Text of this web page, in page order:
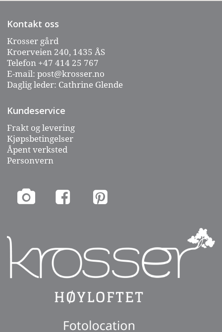
Kontakt oss
Krosser gård
Kroerveien 240, 1435 ÅS
Telefon +47 414 25 767
E-mail: post@krosser.no
Daglig leder: Cathrine Glende
Kundeservice
Frakt og levering
Kjøpsbetingelser
Åpent verksted
Personvern